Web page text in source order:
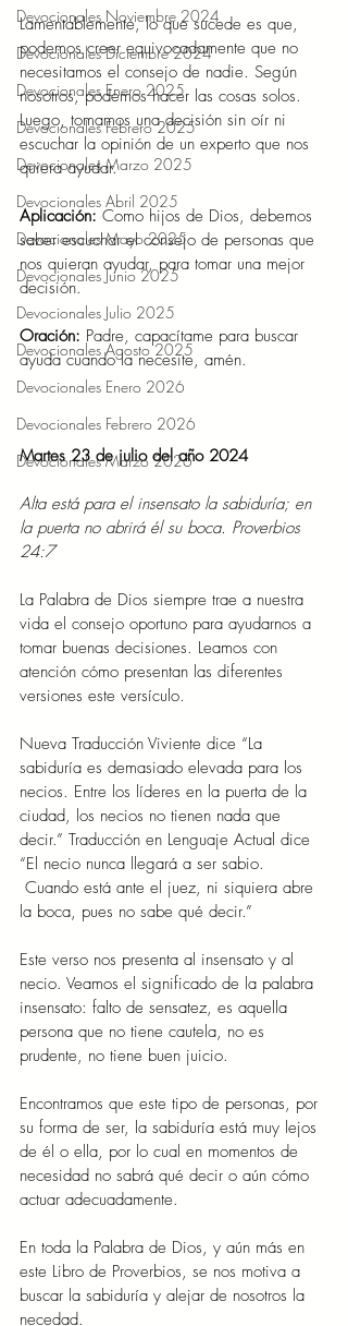
Devocionales Noviembre 2024
Devocionales Diciembre 2024
Devocionales Enero 2025
Devocionales Febrero 2025
Devocionales Marzo 2025
Devocionales Abril 2025
Devocionales Mayo 2025
Devocionales Junio 2025
Devocionales Julio 2025
Devocionales Agosto 2025
Devocionales Enero 2026
Devocionales Febrero 2026
Devocionales Marzo 2026
Lamentablemente, lo que sucede es que,
podemos creer equivocadamente que no
necesitamos el consejo de nadie. Según
nosotros, podemos hacer las cosas solos.
Luego, tomamos una decisión sin oír ni
escuchar la opinión de un experto que nos
quiera ayudar.
Aplicación: Como hijos de Dios, debemos
saber escuchar el consejo de personas que
nos quieran ayudar, para tomar una mejor
decisión.
Oración: Padre, capacítame para buscar
ayuda cuando la necesite, amén.
Martes 23 de julio del año 2024
Alta está para el insensato la sabiduría; en
la puerta no abrirá él su boca. Proverbios
24:7
La Palabra de Dios siempre trae a nuestra
vida el consejo oportuno para ayudarnos a
tomar buenas decisiones. Leamos con
atención cómo presentan las diferentes
versiones este versículo.
Nueva Traducción Viviente dice “La
sabiduría es demasiado elevada para los
necios. Entre los líderes en la puerta de la
ciudad, los necios no tienen nada que
decir.” Traducción en Lenguaje Actual dice
“El necio nunca llegará a ser sabio.
Cuando está ante el juez, ni siquiera abre
la boca, pues no sabe qué decir.”
Este verso nos presenta al insensato y al
necio. Veamos el significado de la palabra
insensato: falto de sensatez, es aquella
persona que no tiene cautela, no es
prudente, no tiene buen juicio.
Encontramos que este tipo de personas, por
su forma de ser, la sabiduría está muy lejos
de él o ella, por lo cual en momentos de
necesidad no sabrá qué decir o aún cómo
actuar adecuadamente.
En toda la Palabra de Dios, y aún más en
este Libro de Proverbios, se nos motiva a
buscar la sabiduría y alejar de nosotros la
necedad.